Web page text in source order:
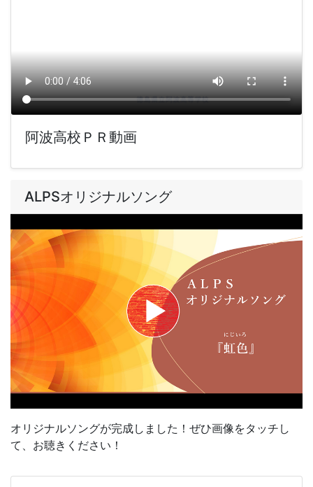
阿波高校ＰＲ動画
ALPSオリジナルソング
オリジナルソングが完成しました！ぜひ画像をタッチし
て、お聴きください！